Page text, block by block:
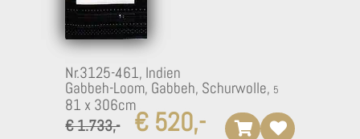
Nr.3125-461, Indien
Gabbeh-Loom, Gabbeh, Schurwolle,
81 x 306cm
€ 1.733,-
€ 520,-